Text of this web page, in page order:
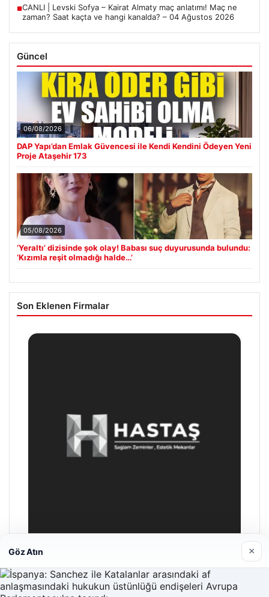
■CANLI | Levski Sofya – Kairat Almaty maç anlatımı! Maç ne
zaman? Saat kaçta ve hangi kanalda? – 04 Ağustos 2026
Güncel
06/08/2026
DAP Yapı’dan Emlak Güvencesi ile Kendi Kendini Ödeyen Yeni
Proje Ataşehir 173
05/08/2026
‘Yeraltı’ dizisinde şok olay! Babası suç duyurusunda bulundu:
‘Kızımla reşit olmadığı halde…’
Son Eklenen Firmalar
Hastaş Beton
26/05/2026
Göz Atın ×